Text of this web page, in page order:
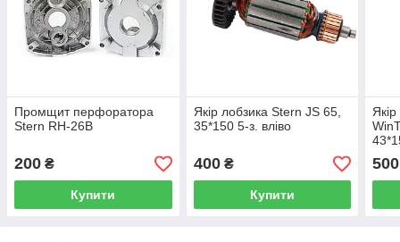
Промщит перфоратора
Stern RH-26B
200 ₴
Купити
Якір лобзика Stern JS 65,
35*150 5-з. вліво
400₴
Купити
500